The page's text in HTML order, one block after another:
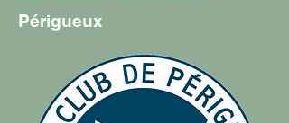
Périgueux